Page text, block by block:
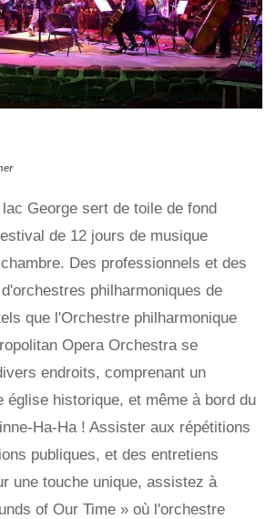
George sert de toile de fond
de 12 jours de musique
Des professionnels et des
philharmoniques de
que l'Orchestre philharmonique
Opera Orchestra se
endroits, comprenant un
église historique, et même à bord du
Ha-Ha ! Assister aux répétitions
publiques, et des entretiens
une touche unique, assistez à
of Our Time » où l'orchestre